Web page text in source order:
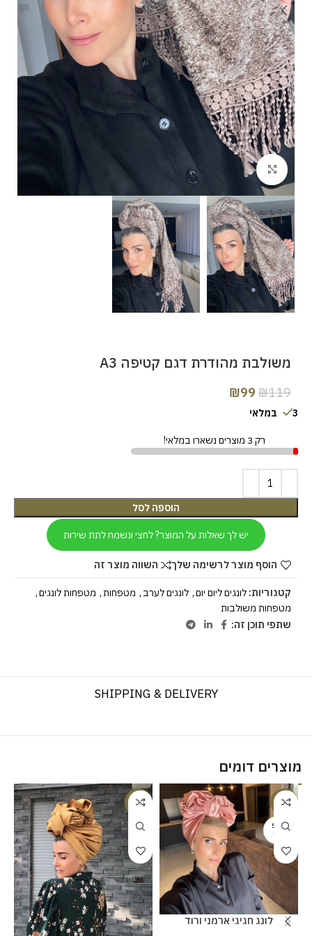
Click to enlarge
משולבת מהודרת דגם קטיפה A3
₪119
₪99
3 במלאי
רק 3 מוצרים נשארו במלאי!
הוספה לסל
יש לך שאלות על המוצר? לחצי ונשמח לתת שירות
הוסף מוצר לרשימה שלך השווה מוצר זה
קטגוריות: לונגים ליום יום, לונגים לערב , מטפחות, מטפחות לונגים,
מטפחות משולבות
שתפי תוכן זה:
SHIPPING & DELIVERY
מוצרים דומים
-20%
SOLD
OUT
לונג חגיגי ארמני ורוד
-18%